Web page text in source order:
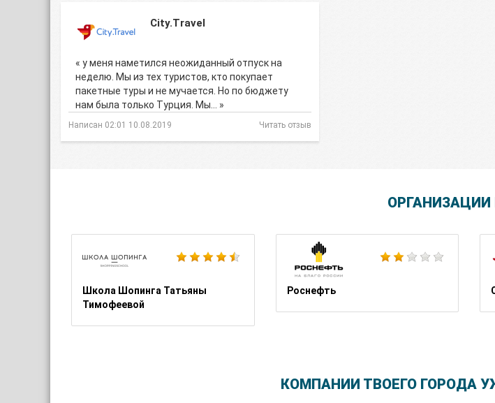
City.Travel
« у меня наметился неожиданный отпуск на
неделю. Мы из тех туристов, кто покупает
пакетные туры и не мучается. Но по бюджету
нам была только Турция. Мы… »
Написан 02:01 10.08.2019 Читать отзыв
ОРГАНИЗАЦИИ
Школа Шопинга Татьяны
Тимофеевой
Роснефть
КОМПАНИИ ТВОЕГО ГОРОДА